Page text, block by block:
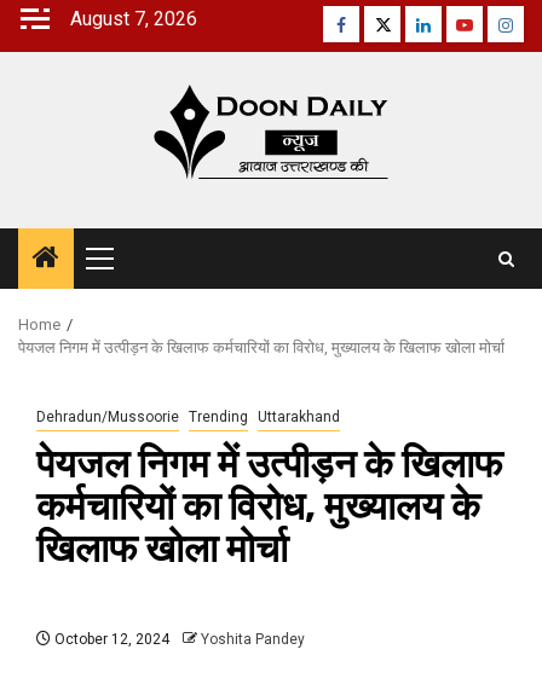
Skip
August 7, 2026 Facebook
TwitterLinkedinYoutube
Primary
Menu
Home
पेयजल निगम में उत्पीड़न के खिलाफ कर्मचारियों का विरोध, मुख्यालय के खिलाफ खोला मोर्चा
Dehradun/Mussoorie Trending Uttarakhand
पेयजल निगम में उत्पीड़न के खिलाफ
कर्मचारियों का विरोध, मुख्यालय के
खिलाफ खोला मोर्चा
October 12, 2024 Yoshita Pandey